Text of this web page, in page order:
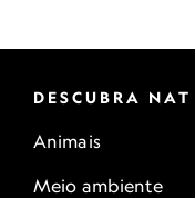
DESCUBRA NAT
Animais
Meio ambiente